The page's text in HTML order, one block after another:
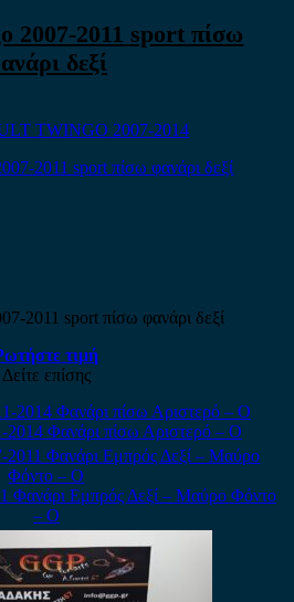
2007-2011 sport πίσω
δεξί
TWINGO 2007-2014
2011 sport πίσω φανάρι δεξί
τιμή
Δείτε επίσης
Φανάρι πίσω Αριστερό – Ο
Φανάρι Εμπρός Δεξί – Μαύρο Φόντο
– Ο